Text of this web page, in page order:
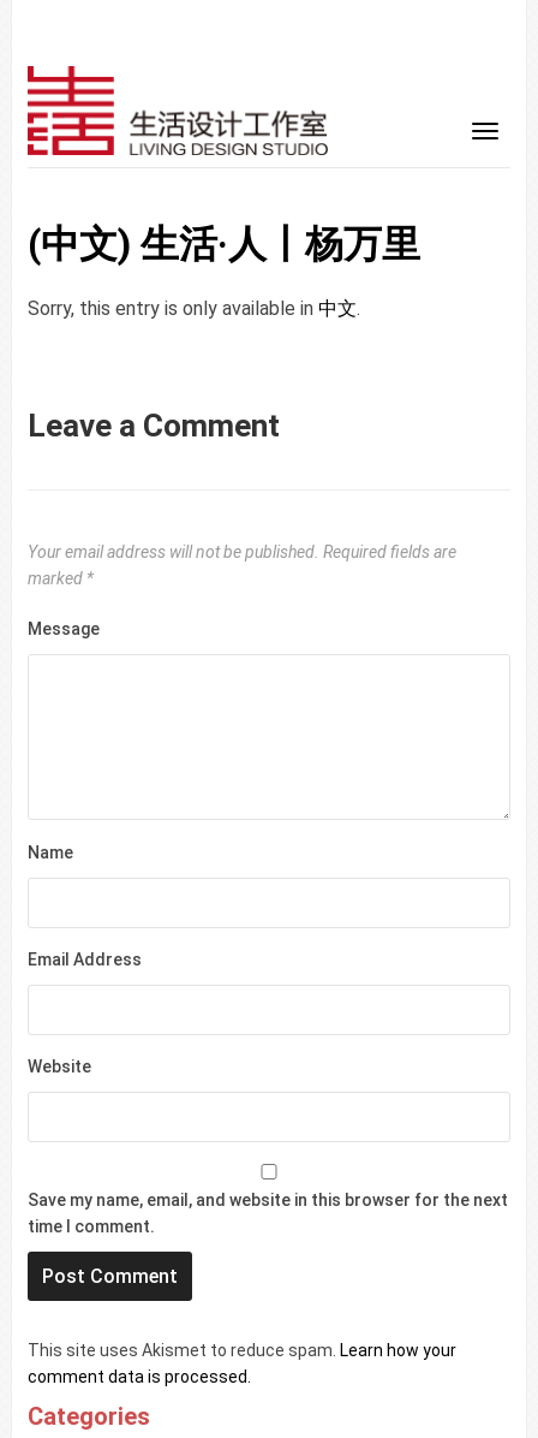
(中文) 生活·人丨杨万里
Sorry, this entry is only available in 中文.
Leave a Comment
Your email address will not be published. Required fields are
marked *
Message
Name
Email Address
Website
Save my name, email, and website in this browser for the next
time I comment.
This site uses Akismet to reduce spam. Learn how your
comment data is processed.
Categories